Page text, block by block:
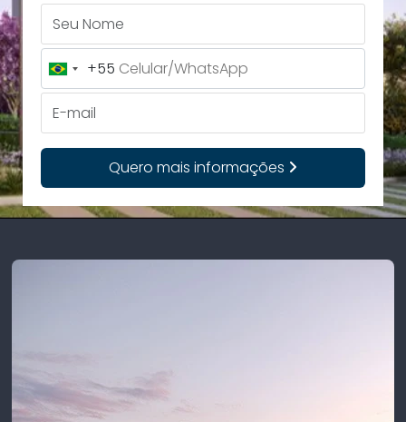
Brazil
+55
+55
Quero mais informações